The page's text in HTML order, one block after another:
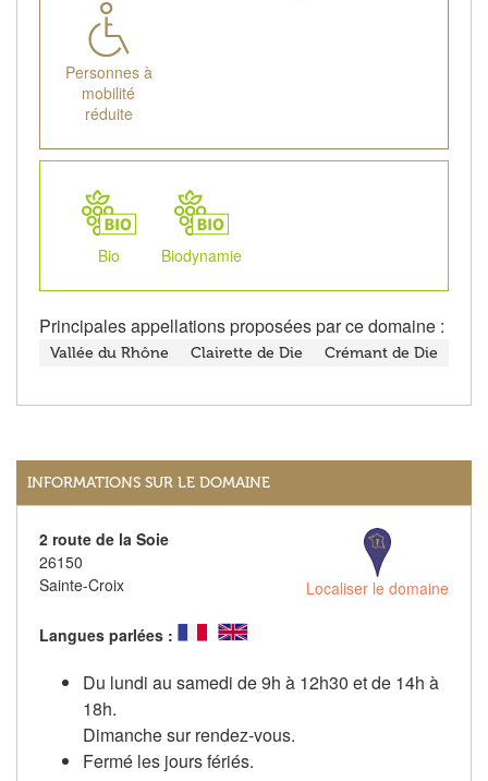
Personnes à
mobilité
réduite
Bio Biodynamie
Principales appellations proposées par ce domaine :
Vallée du Rhône Clairette de Die Crémant de Die
INFORMATIONS SUR LE DOMAINE
2 route de la Soie
26150
Sainte-Croix
Localiser le domaine
Langues parlées :
Du lundi au samedi de 9h à 12h30 et de 14h à
18h.
Dimanche sur rendez-vous.
Fermé les jours fériés.